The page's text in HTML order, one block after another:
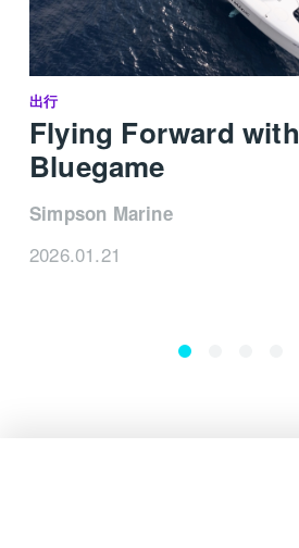
出行
Flying Forward with
Bluegame
Simpson Marine
2026.01.21